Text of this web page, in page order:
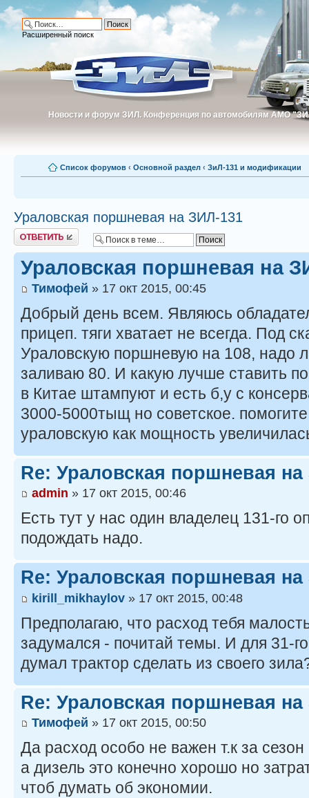
Новости и форум ЗИЛ. Конференция по автомобилям АМО
Новости и форум ЗИЛ. Конференция по автомобилям АМО
Расширенный поиск
Список форумов ‹ Основной раздел ‹ ЗиЛ-131 и модификации
Ураловская поршневая на ЗИЛ-131
Ответить
Ураловская поршневая на
Тимофей » 17 окт 2015, 00:45
Добрый день всем. Являюсь
прицеп. тяги хватает не всегда. Под
Ураловскую поршневую на 108, надо
заливаю 80. И какую лучше ставить
в Китае штампуют и есть б,у с
3000-5000тыщ но советское.
ураловскую как мощность
Re: Ураловская поршневая
admin » 17 окт 2015, 00:46
Есть тут у нас один владелец 131-го
подождать надо.
Re: Ураловская поршневая
kirill_mikhaylov » 17 окт 2015, 00:48
Предполагаю, что расход тебя
задумался - почитай темы. И для 31-
думал трактор сделать из своего
Re: Ураловская поршневая
Тимофей » 17 окт 2015, 00:50
Да расход особо не важен т.к за
а дизель это конечно хорошо но
чтоб думать об экономии.